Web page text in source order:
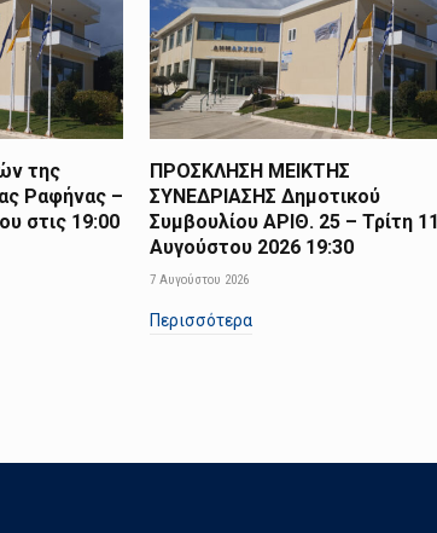
της
Ραφήνας –
στις 19:00
ΠΡΟΣΚΛΗΣΗ ΜΕΙΚΤΗΣ
ΣΥΝΕΔΡΙΑΣΗΣ Δημοτικού
Συμβουλίου ΑΡΙΘ. 25 – Τρίτη 11
Αυγούστου 2026 19:30
7 Αυγούστου 2026
Περισσότερα